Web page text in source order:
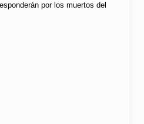
por los muertos del